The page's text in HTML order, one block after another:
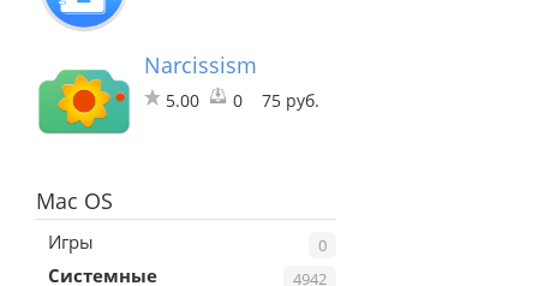
Narcissism
5.00 0 75 руб.
Mac OS
0
Игры
4942
Системные